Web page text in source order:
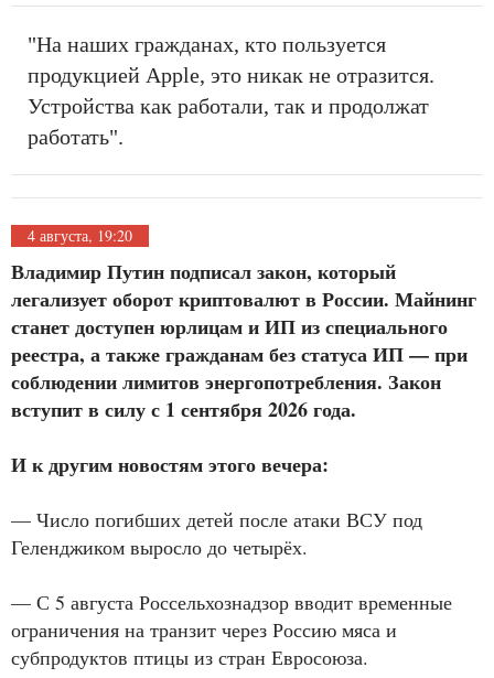
"На наших гражданах, кто пользуется
продукцией Apple, это никак не отразится.
Устройства как работали, так и продолжат
работать".
4 августа, 19:20
Владимир Путин подписал закон, который
легализует оборот криптовалют в России. Майнинг
станет доступен юрлицам и ИП из специального
реестра, а также гражданам без статуса ИП — при
соблюдении лимитов энергопотребления. Закон
вступит в силу с 1 сентября 2026 года.
И к другим новостям этого вечера:
— Число погибших детей после атаки ВСУ под
Геленджиком выросло до четырёх.
— С 5 августа Россельхознадзор вводит временные
ограничения на транзит через Россию мяса и
субпродуктов птицы из стран Евросоюза.